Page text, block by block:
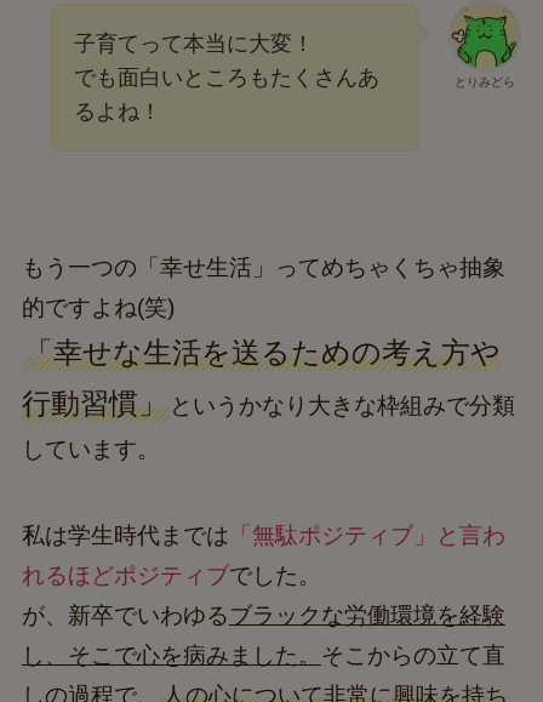
とりみどら
子育てって本当に大変！
でも面白いところもたくさんあ
るよね！
もう一つの「幸せ生活」ってめちゃくちゃ抽象
的ですよね(笑)
「幸せな生活を送るための考え方や
行動習慣」というかなり大きな枠組みで分類
しています。
私は学生時代までは 「無駄ポジティブ」と言わ
れるほどポジティブでした。
が、新卒でいわゆるブラックな労働環境を経験
し、そこで心を病みました。 そこからの立て直
しの過程で、 人の心について非常に興味を持ち